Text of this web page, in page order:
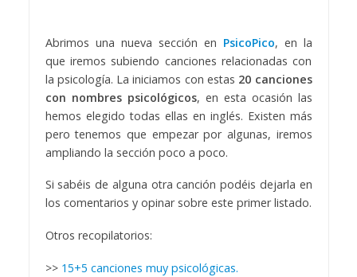
Abrimos una nueva sección en PsicoPico, en la
que iremos subiendo canciones relacionadas con
la psicología. La iniciamos con estas 20 canciones
con nombres psicológicos, en esta ocasión las
hemos elegido todas ellas en inglés. Existen más
pero tenemos que empezar por algunas, iremos
ampliando la sección poco a poco.
Si sabéis de alguna otra canción podéis dejarla en
los comentarios y opinar sobre este primer listado.
Otros recopilatorios:
>> 15+5 canciones muy psicológicas.